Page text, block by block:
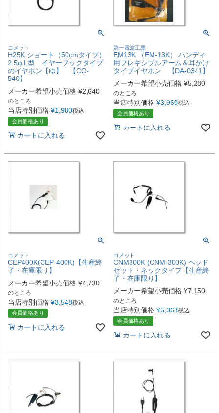
コメット
H25K ショート（50cmタイプ）
2.5φ L型 イヤーフックタイプ
のイヤホン【ゆ】 【CO-
540】
メーカー希望小売価格 ¥2,640
のところ
当店特別価格 ¥1,980税込
会員価格あり
カートに入れる
第一電波工業
EM13K （EM-13K） ハンディ
用フレキシブルアーム＆耳かけ
タイプイヤホン 【DA-0341】
メーカー希望小売価格 ¥5,280
のところ
当店特別価格 ¥3,960税込
会員価格あり
カートに入れる
コメット
CEP400K(CEP-400K)【生産終
了・在庫限り】
メーカー希望小売価格 ¥4,730
のところ
当店特別価格 ¥3,548税込
会員価格あり
カートに入れる
コメット
CNM300K (CNM-300K) ヘッド
セット・ネックタイプ【生産終
了・在庫限り】
メーカー希望小売価格 ¥7,150
のところ
当店特別価格 ¥5,363税込
会員価格あり
カートに入れる